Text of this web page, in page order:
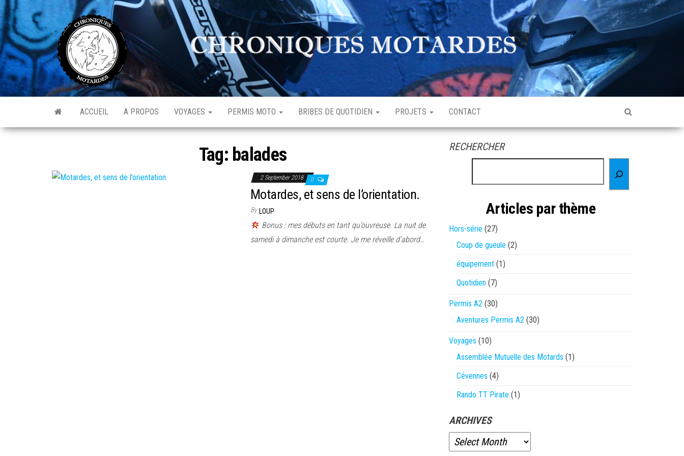
Skip
to
the
content
Chroniques
Motardes
Aventurière
de
l'ordinaire
ACCUEIL A PROPOS VOYAGES PERMIS MOTO BRIBES DE QUOTIDIEN PROJETS CONTACT
Tag: balades
2 September 2018 0
Motardes, et sens de l’orientation.
By LOUP
Bonus : mes débuts en tant qu’ouvreuse. La nuit de
samedi à dimanche est courte. Je me réveille d’abord…
RECHERCHER
Articles par thème
Hors-série (27)
Coup de gueule (2)
équipement (1)
Quotidien (7)
Permis A2 (30)
Aventures Permis A2 (30)
Voyages (10)
Assemblée Mutuelle des Motards (1)
Cévennes (4)
Rando TT Pirate (1)
ARCHIVES